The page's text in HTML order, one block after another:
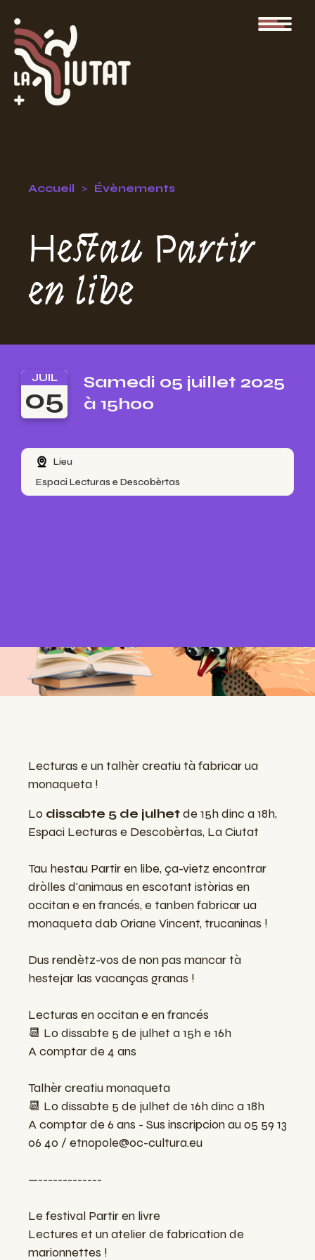
Accueil Évènements
Hestau Partir
en libe
JUIL
05
Samedi 05 juillet 2025
à 15h00
Lieu
Espaci Lecturas e Descobèrtas
Lecturas e un talhèr creatiu tà fabricar ua
monaqueta !
Lo dissabte 5 de julhetde 15h dinc a 18h,
Espaci Lecturas e Descobèrtas, La Ciutat
Tau hestau Partir en libe, ça-vietz encontrar
dròlles d'animaus en escotant istòrias en
occitan e en francés, e tanben fabricar ua
monaqueta dab Oriane Vincent, trucaninas !
Dus rendètz-vos de non pas mancar tà
hestejar las vacanças granas !
Lecturas en occitan e en francés
📆 Lo dissabte 5 de julhet a 15h e 16h
A comptar de 4 ans
Talhèr creatiu monaqueta
📆 Lo dissabte 5 de julhet de 16h dinc a 18h
A comptar de 6 ans - Sus inscripcion au 05 59 13
06 40 / etnopole@oc-cultura.eu
—-------------
Le festival Partir en livre
Lectures et un atelier de fabrication de
marionnettes !